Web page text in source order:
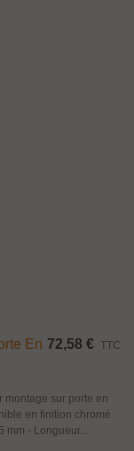
En 72,58 € TTC
montage sur porte en
en finition chromé
mm - Longueur...